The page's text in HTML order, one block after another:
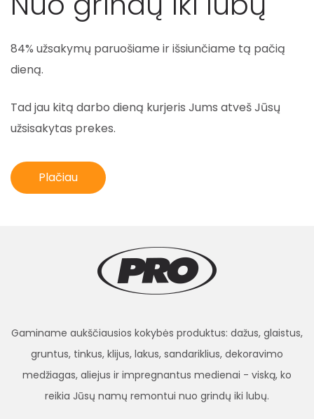
84% užsakymų paruošiame ir išsiunčiame tą pačią
dieną.
Tad jau kitą darbo dieną kurjeris Jums atveš Jūsų
užsisakytas prekes.
Plačiau
Gaminame aukščiausios kokybės produktus: dažus, glaistus,
gruntus, tinkus, klijus, lakus, sandariklius, dekoravimo
medžiagas, aliejus ir impregnantus medienai - viską, ko
reikia Jūsų namų remontui nuo grindų iki lubų.